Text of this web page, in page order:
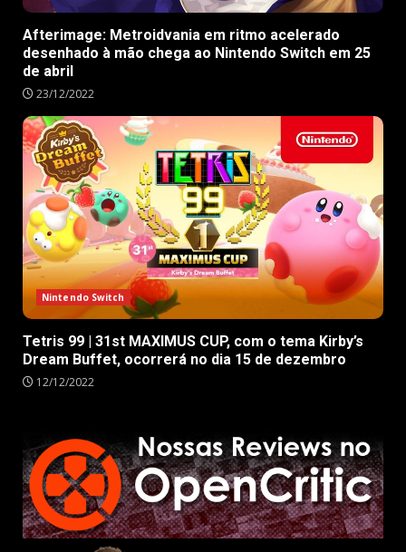
Afterimage: Metroidvania em ritmo acelerado
desenhado à mão chega ao Nintendo Switch em 25
de abril
23/12/2022
Nintendo Switch
Tetris 99 | 31st MAXIMUS CUP, com o tema Kirby’s
Dream Buffet, ocorrerá no dia 15 de dezembro
12/12/2022